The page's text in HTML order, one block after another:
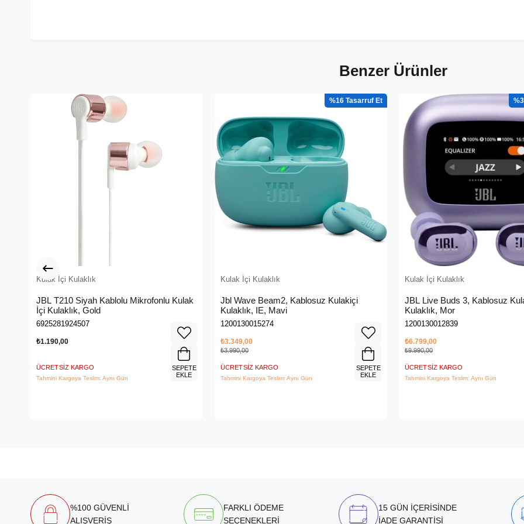
Benzer Ürünler
Kulak İçi Kulaklık
JBL T210 Siyah Kablolu Mikrofonlu Kulak
İçi Kulaklık, Gold
6925281924507
₺1.190,00
ÜCRETSIZ KARGO
Tahmini Kargoya Teslim: Aynı Gün
SEPETE
EKLE
Kulak İçi Kulaklık
Jbl Wave Beam2, Kablosuz Kulakiçi
Kulaklık, IE, Mavi
1200130015274
₺3.349,00
₺3.990,00
ÜCRETSIZ KARGO
Tahmini Kargoya Teslim: Aynı Gün
%16
SEPETE
EKLE
Kulak İçi Kulaklık
JBL Live Buds 3, Kablosuz
Kulaklık, Mor
1200130012839
₺6.799,00
₺9.990,00
ÜCRETSIZ KARGO
Tahmini Kargoya Teslim: Aynı Gün
%100 GÜVENLİ
ALIŞVERİŞ
FARKLI ÖDEME
SEÇENEKLERİ
15 GÜN İÇERİSİNDE
İADE GARANTİSİ